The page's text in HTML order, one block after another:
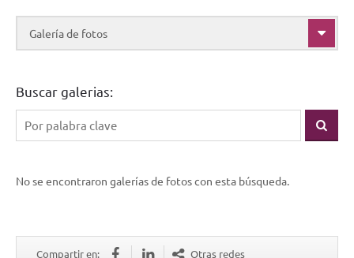
Galería de fotos
Buscar galerias:
No se encontraron galerías de fotos con esta búsqueda.
Compartir en: Otras redes